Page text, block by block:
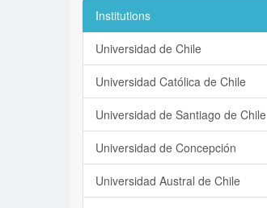
Institutions
Universidad de Chile
Universidad Católica de Chile
Universidad de Santiago de Chile
Universidad de Concepción
Universidad Austral de Chile